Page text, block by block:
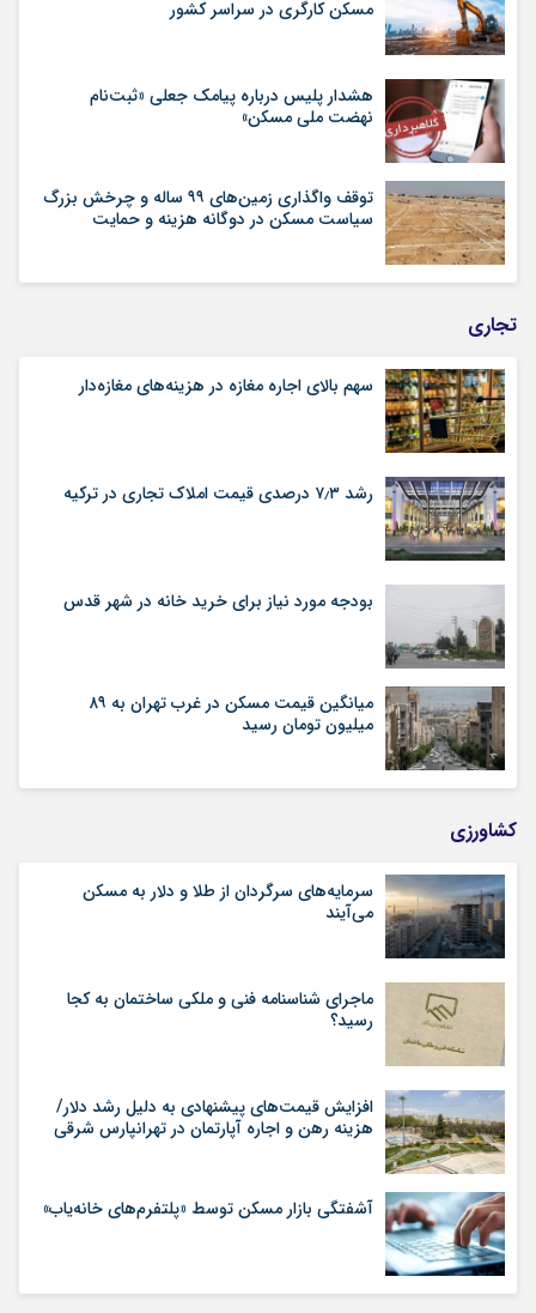
مسکن کارگری در سراسر کشور
هشدار پلیس درباره پیامک جعلی «ثبت‌نام
نهضت ملی مسکن»
توقف واگذاری زمین‌های ۹۹ ساله و چرخش بزرگ
سیاست مسکن در دوگانه هزینه و حمایت
تجاری
سهم بالای اجاره‌‌ مغازه در هزینه‌‌های مغازه‌‌دار
رشد ۷٫۳ درصدی قیمت‌ املاک تجاری در ترکیه
بودجه مورد نیاز برای خرید خانه در شهر قدس
میانگین قیمت مسکن در غرب تهران به ۸۹
میلیون تومان رسید
کشاورزی
سرمایه‌های سرگردان از طلا و دلار به مسکن
می‌آیند
ماجرای شناسنامه‌ فنی و ملکی ساختمان به کجا
رسید؟
افزایش قیمت‌های پیشنهادی به دلیل رشد دلار/
هزینه رهن و اجاره آپارتمان در تهرانپارس شرقی
آشفتگی بازار مسکن توسط «پلتفرم‌های خانه‌یاب»